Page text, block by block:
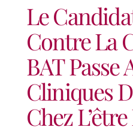
Le
Contre La
BAT Passe
Cliniques
Chez